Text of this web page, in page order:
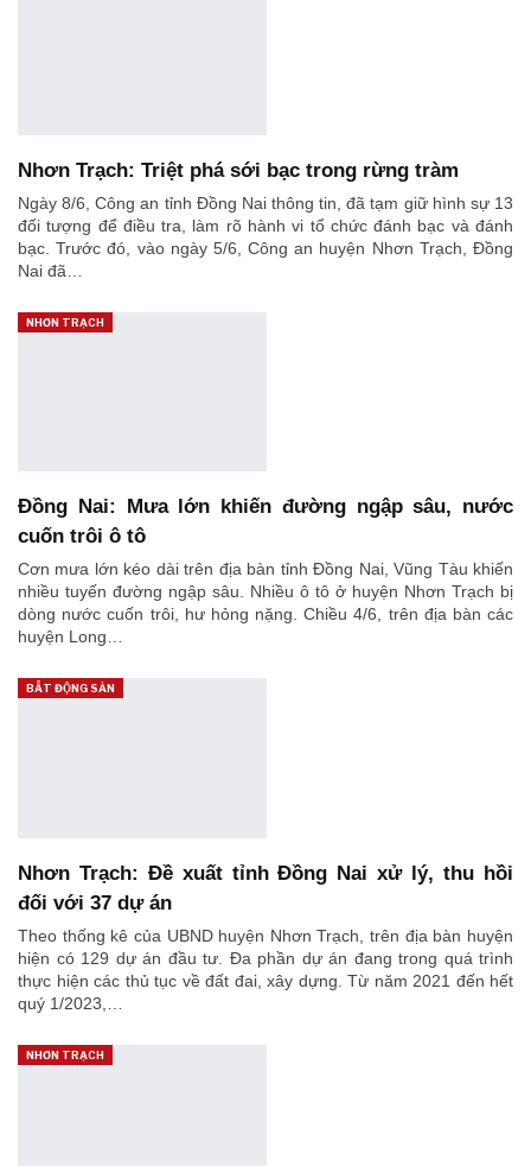
Nhơn Trạch: Triệt phá sới bạc trong rừng tràm
Ngày 8/6, Công an tỉnh Đồng Nai thông tin, đã tạm giữ hình sự 13
đối tượng để điều tra, làm rõ hành vi tổ chức đánh bạc và đánh
bạc. Trước đó, vào ngày 5/6, Công an huyện Nhơn Trạch, Đồng
Nai đã…
NHƠN TRẠCH
Đồng Nai: Mưa lớn khiến đường ngập sâu, nước
cuốn trôi ô tô
Cơn mưa lớn kéo dài trên địa bàn tỉnh Đồng Nai, Vũng Tàu khiến
nhiều tuyến đường ngập sâu. Nhiều ô tô ở huyện Nhơn Trạch bị
dòng nước cuốn trôi, hư hỏng nặng. Chiều 4/6, trên địa bàn các
huyện Long…
BẤT ĐỘNG SẢN
Nhơn Trạch: Đề xuất tỉnh Đồng Nai xử lý, thu hồi
đối với 37 dự án
Theo thống kê của UBND huyện Nhơn Trạch, trên địa bàn huyện
hiện có 129 dự án đầu tư. Đa phần dự án đang trong quá trình
thực hiện các thủ tục về đất đai, xây dựng. Từ năm 2021 đến hết
quý 1/2023,…
NHƠN TRẠCH